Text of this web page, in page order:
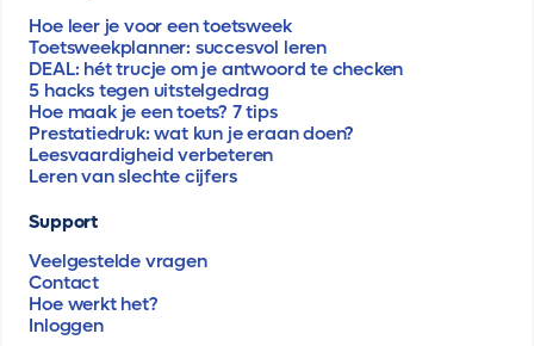
Hoe leer je voor een toetsweek
Toetsweekplanner: succesvol leren
DEAL: hét trucje om je antwoord te checken
5 hacks tegen uitstelgedrag
Hoe maak je een toets? 7 tips
Prestatiedruk: wat kun je eraan doen?
Leesvaardigheid verbeteren
Leren van slechte cijfers
Support
Veelgestelde vragen
Contact
Hoe werkt het?
Inloggen